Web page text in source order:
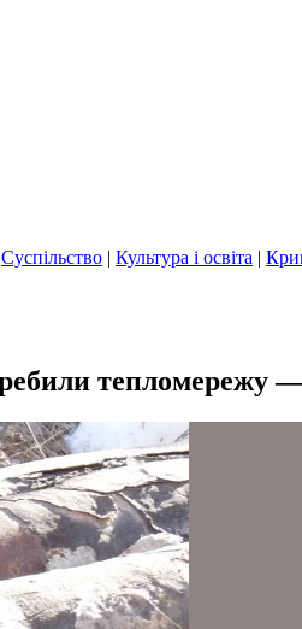
Суспільство | Культура і освіта |
тепломережу —